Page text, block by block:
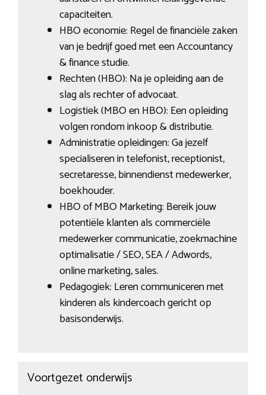
capaciteiten.
HBO economie: Regel de financiële zaken
van je bedrijf goed met een Accountancy
& finance studie.
Rechten (HBO): Na je opleiding aan de
slag als rechter of advocaat.
Logistiek (MBO en HBO): Een opleiding
volgen rondom inkoop & distributie.
Administratie opleidingen: Ga jezelf
specialiseren in telefonist, receptionist,
secretaresse, binnendienst medewerker,
boekhouder.
HBO of MBO Marketing: Bereik jouw
potentiële klanten als commerciële
medewerker communicatie, zoekmachine
optimalisatie / SEO, SEA / Adwords,
online marketing, sales.
Pedagogiek: Leren communiceren met
kinderen als kindercoach gericht op
basisonderwijs.
Voortgezet onderwijs